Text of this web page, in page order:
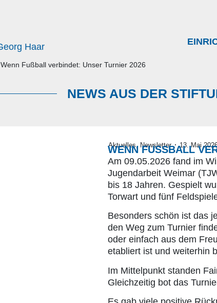
Wenn Fußball verbindet: Unser Turnier 2026
NEWS AUS DER
Aktuelles, Newsletter · 13. Mai
WENN FUSSBALL
Am 09.05.2026 fand im
Jugendarbeit Weimar
bis 18 Jahren. Gespielt
Torwart und fünf
Besonders schön ist das
den Weg zum Turnier
oder einfach aus dem
etabliert ist und weiterhin
Im Mittelpunkt standen
Gleichzeitig bot das